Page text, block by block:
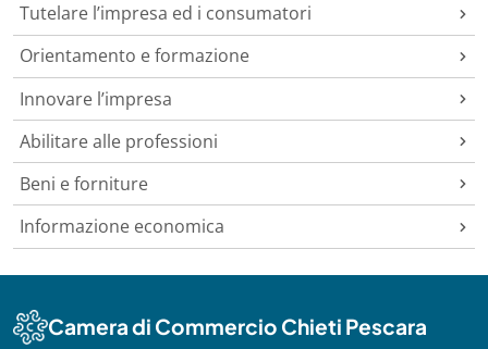
Tutelare l’impresa ed i consumatori
Orientamento e formazione
Innovare l’impresa
Abilitare alle professioni
Beni e forniture
Informazione economica
Camera di Commercio Chieti Pescara